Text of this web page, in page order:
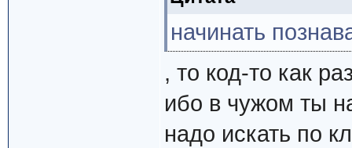
начинать
, то код-то как
ибо в чужом ты
надо искать по